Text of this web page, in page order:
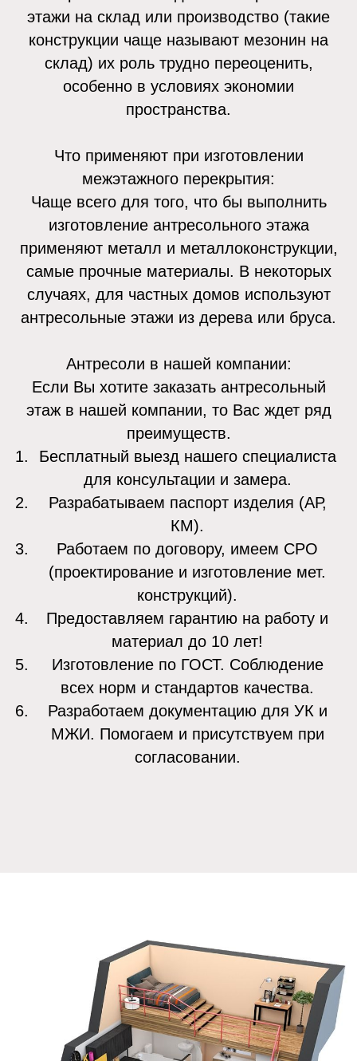
этажи на склад или производство (такие
конструкции чаще называют мезонин на
склад) их роль трудно переоценить,
особенно в условиях экономии
пространства.
Что применяют при изготовлении
межэтажного перекрытия:
Чаще всего для того, что бы выполнить
изготовление антресольного этажа
применяют металл и металлоконструкции,
самые прочные материалы. В некоторых
случаях, для частных домов используют
антресольные этажи из дерева или бруса.
Антресоли в нашей компании:
Если Вы хотите заказать антресольный
этаж в нашей компании, то Вас ждет ряд
преимуществ.
Бесплатный выезд нашего специалиста
для консультации и замера.
Разрабатываем паспорт изделия (АР,
КМ).
Работаем по договору, имеем СРО
(проектирование и изготовление мет.
конструкций).
Предоставляем гарантию на работу и
материал до 10 лет!
Изготовление по ГОСТ. Соблюдение
всех норм и стандартов качества.
Разработаем документацию для УК и
МЖИ. Помогаем и присутствуем при
согласовании.